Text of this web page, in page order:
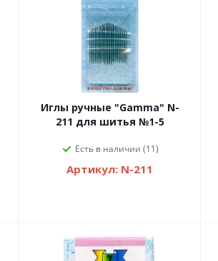
Иглы ручные "Gamma" N-
211 для шитья №1-5
Есть в наличии (11)
Артикул: N-211